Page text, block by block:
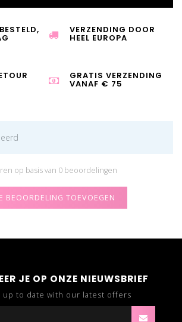
VERZENDING DOOR
HEEL EUROPA
GRATIS VERZENDING
VANAF € 75
op basis van 0 beoordelingen
BEOORDELING TOEVOEGEN
JE OP ONZE NIEUWSBRIEF
up to date with our latest offers